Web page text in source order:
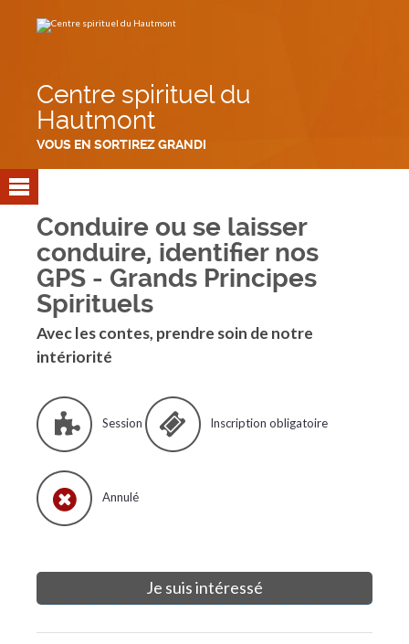
contenu.
Centre spirituel du
Hautmont
VOUS EN SORTIREZ GRANDI
Conduire ou se laisser
conduire, identifier nos
GPS - Grands Principes
Spirituels
Avec les contes, prendre soin de notre
intériorité
Session Inscription obligatoire
Annulé
Je suis intéressé